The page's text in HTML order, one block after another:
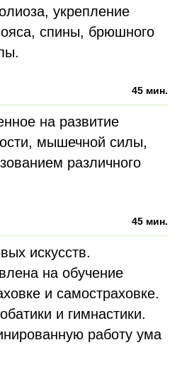
укрепление
спины, брюшного
45 мин.
на развитие
мышечной силы,
различного
45 мин.
искусств.
на обучение
и самостраховке.
и гимнастики.
работу ума